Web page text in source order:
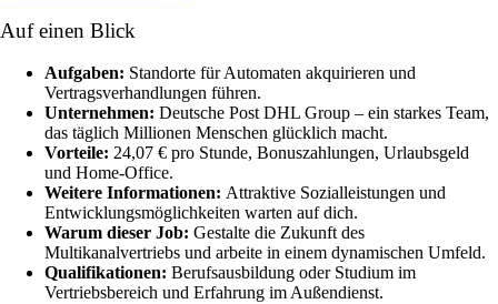
Auf einen Blick
Aufgaben: Standorte für Automaten akquirieren und
Vertragsverhandlungen führen.
Unternehmen: Deutsche Post DHL Group – ein starkes Team,
das täglich Millionen Menschen glücklich macht.
Vorteile: 24,07 € pro Stunde, Bonuszahlungen, Urlaubsgeld
und Home-Office.
Weitere Informationen: Attraktive Sozialleistungen und
Entwicklungsmöglichkeiten warten auf dich.
Warum dieser Job: Gestalte die Zukunft des
Multikanalvertriebs und arbeite in einem dynamischen Umfeld.
Qualifikationen: Berufsausbildung oder Studium im
Vertriebsbereich und Erfahrung im Außendienst.